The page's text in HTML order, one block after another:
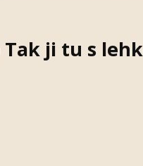
Tak ji tu s